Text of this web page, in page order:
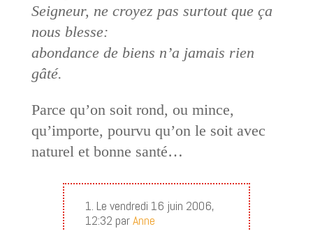
Seigneur, ne croyez pas surtout que ça
nous blesse:
abondance de biens n’a jamais rien
gâté.
Parce qu’on soit rond, ou mince,
qu’importe, pourvu qu’on le soit avec
naturel et bonne santé…
1. Le vendredi 16 juin 2006,
12:32 parAnne